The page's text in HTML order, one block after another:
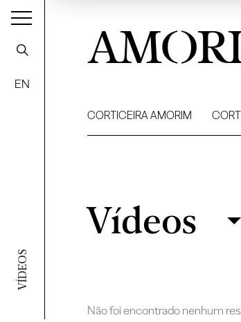
VÍDEOS
EN
CORTICEIRA AMORIM
Filtrar
Vídeos
Não foi encontrado nenhum